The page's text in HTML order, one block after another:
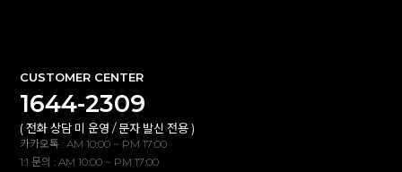
CUSTOMER CENTER
1644-2309
( 전화 상담 미 운영 / 문자 발신 전용 )
카카오톡 : AM 10:00 ~ PM 17:00
1:1 문의 : AM 10:00 ~ PM 17:00